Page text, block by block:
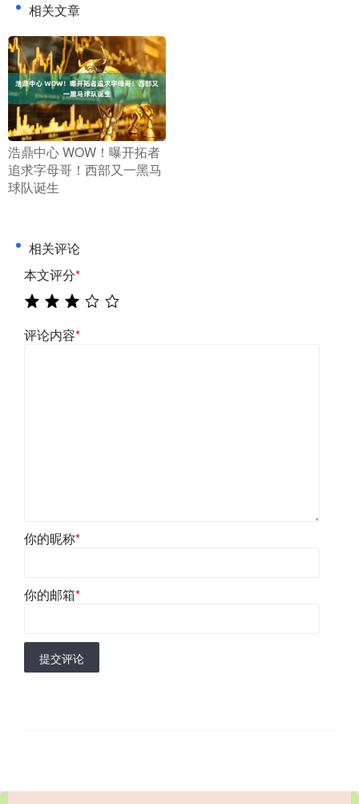
相关文章
​浩鼎中心 WOW！曝开拓者
追求字母哥！西部又一黑马
球队诞生
相关评论
本文评分*
评论内容*
你的昵称*
你的邮箱*
提交评论